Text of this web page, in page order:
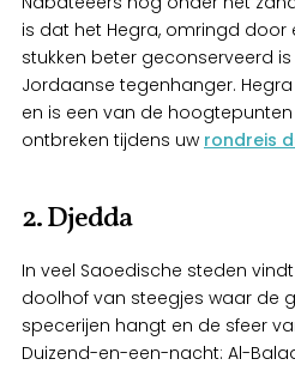
is dat het Hegra, omringd door
stukken beter geconserveerd
Jordaanse tegenhanger.
en is een van de
ontbreken tijdens uw rondreis
2. Djedda
In veel Saoedische steden
doolhof van steegjes waar de
specerijen hangt en de sfeer
Duizend-en-een-nacht: Al-